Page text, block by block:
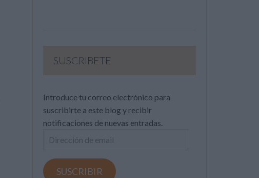
SUSCRIBETE
Introduce tu correo electrónico para
suscribirte a este blog y recibir
notificaciones de nuevas entradas.
Dirección
email
SUSCRIBIR